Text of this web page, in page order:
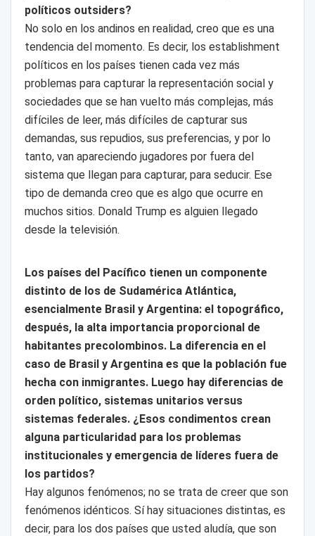
políticos outsiders?
No solo en los andinos en realidad, creo que es una
tendencia del momento. Es decir, los establishment
políticos en los países tienen cada vez más
problemas para capturar la representación social y
sociedades que se han vuelto más complejas, más
difíciles de leer, más difíciles de capturar sus
demandas, sus repudios, sus preferencias, y por lo
tanto, van apareciendo jugadores por fuera del
sistema que llegan para capturar, para seducir. Ese
tipo de demanda creo que es algo que ocurre en
muchos sitios. Donald Trump es alguien llegado
desde la televisión.
Los países del Pacífico tienen un componente
distinto de los de Sudamérica Atlántica,
esencialmente Brasil y Argentina: el topográfico,
después, la alta importancia proporcional de
habitantes precolombinos. La diferencia en el
caso de Brasil y Argentina es que la población fue
hecha con inmigrantes. Luego hay diferencias de
orden político, sistemas unitarios versus
sistemas federales. ¿Esos condimentos crean
alguna particularidad para los problemas
institucionales y emergencia de líderes fuera de
los partidos?
Hay algunos fenómenos; no se trata de creer que son
fenómenos idénticos. Sí hay situaciones distintas, es
decir, para los dos países que usted aludía, que son